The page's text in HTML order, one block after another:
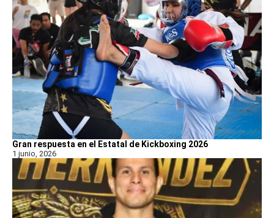
Gran respuesta en el Estatal de Kickboxing 2026
1 junio, 2026